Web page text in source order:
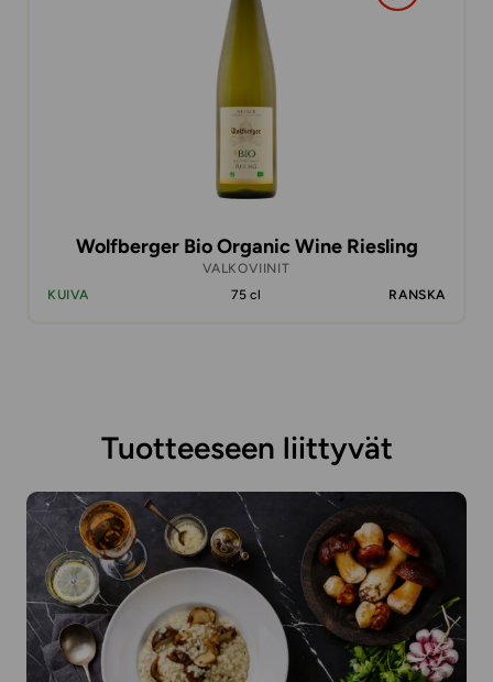
Wolfberger Bio Organic Wine Riesling
VALKOVIINIT
KUIVA
75 cl RANSKA
Tuotteeseen liittyvät